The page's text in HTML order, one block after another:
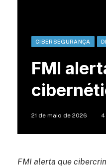
CIBERSEGURANÇA
FMI
21 de maio de 2026 4
FMI alerta que